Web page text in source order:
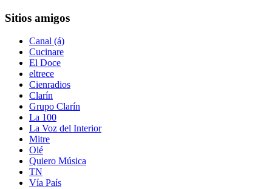
Sitios amigos
Canal (á)
Cucinare
El Doce
eltrece
Cienradios
Clarín
Grupo Clarín
La 100
La Voz del Interior
Mitre
Olé
Quiero Música
TN
Vía País